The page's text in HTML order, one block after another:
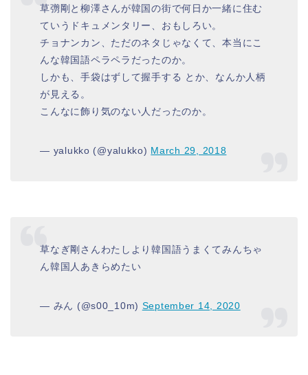
草彅剛と柳澤さんが韓国の街で何日か一緒に住む
ていうドキュメンタリー、おもしろい。
チョナンカン、ただのネタじゃなくて、本当にこ
んな韓国語ペラペラだったのか。
しかも、手袋はずして握手する とか、なんか人柄
が見える。
こんなに飾り気のない人だったのか。
— yalukko (@yalukko) March 29, 2018
草なぎ剛さんわたしより韓国語うまくてみんちゃ
ん韓国人あきらめたい
— みん (@s00_10m) September 14, 2020